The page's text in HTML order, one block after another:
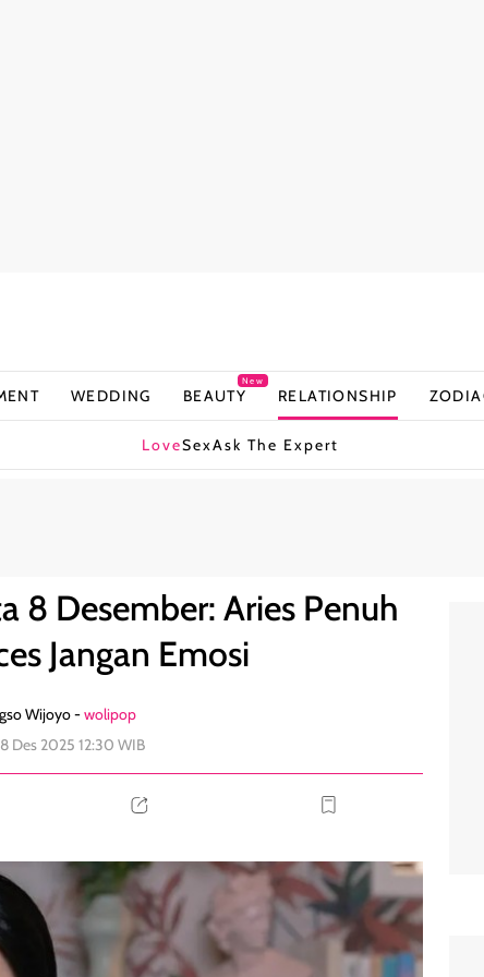
WEDDING BEAUTY
New
RELATIONSHIP
LoveSexAsk The Expert
8 Desember: Aries Penuh
Jangan Emosi
Wijoyo -wolipop
Des 2025 12:30 WIB